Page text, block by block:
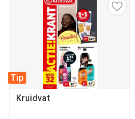
Tip
Kruidvat